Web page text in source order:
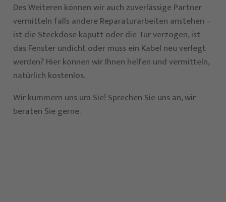
Des Weiteren können wir auch zuverlässige Partner
vermitteln falls andere Reparaturarbeiten anstehen –
ist die Steckdose kaputt oder die Tür verzogen, ist
das Fenster undicht oder muss ein Kabel neu verlegt
werden? Hier können wir Ihnen helfen und vermitteln,
natürlich kostenlos.
Wir kümmern uns um Sie! Sprechen Sie uns an, wir
beraten Sie gerne.